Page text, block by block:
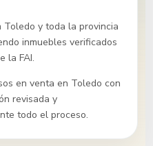
Toledo y toda la provincia
inmuebles verificados
la FAI.
en venta en Toledo con
revisada y
todo el proceso.